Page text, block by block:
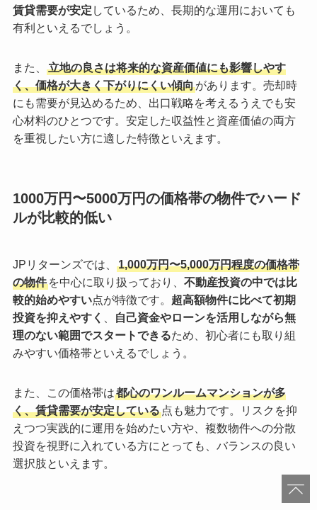
賃貸需要が安定 しているため、長期的な運用においても
有利といえるでしょう。
また、
立地の良さは将来的な資産価値にも影響しやす
く、価格が大きく下がりにくい傾向があります。売却時
にも需要が見込めるため、出口戦略を考えるうえでも安
心材料のひとつです。安定した収益性と資産価値の両方
を重視したい方に適した特徴といえます。
1000万円〜5000万円の価格帯の物件でハード
ルが比較的低い
JPリターンズでは、
1,000万円〜5,000万円程度の価格帯
の物件を中心に取り扱っており、 不動産投資の中では比
較的始めやすい点が特徴です。 超高額物件に比べて初期
投資を抑えやすく
自己資金やローンを活用しながら無
理のない範囲でスタートできるため、初心者にも取り組
みやすい価格帯といえるでしょう。
また、この価格帯は都心のワンルームマンションが多
く、賃貸需要が安定している点も魅力です。リスクを抑
えつつ実践的に運用を始めたい方や、複数物件への分散
投資を視野に入れている方にとっても、バランスの良い
選択肢といえます。